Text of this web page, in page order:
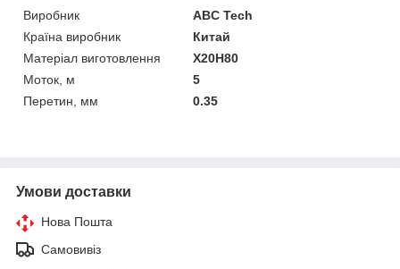
Виробник
ABC Tech
Країна виробник
Китай
Матеріал виготовлення
Х20Н80
Моток, м
5
Перетин, мм
0.35
Умови доставки
Нова Пошта
Самовивіз